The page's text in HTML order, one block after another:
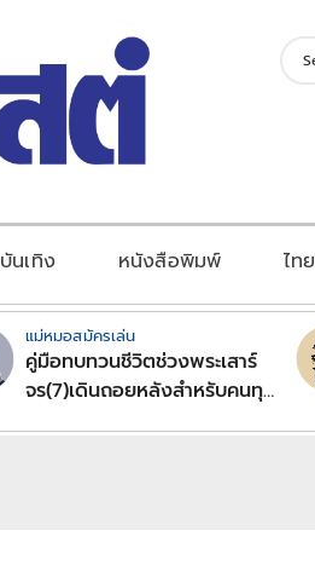
บันเทิง หนังสือพิมพ์ ไท
แม่หมอสมัครเล่น
คู่มือทบทวนชีวิตช่วงพระเสาร์
จร(7)เดินถอยหลังสำหรับคนทุก